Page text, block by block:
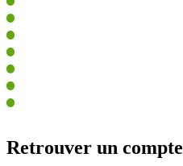
Retrouver un compte